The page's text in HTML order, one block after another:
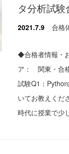
タ分析試験
2021.7.9 合格
◆合格者情報・
ア： 関東・合
試験Q1：
いてお教えくだ
時代に授業で少